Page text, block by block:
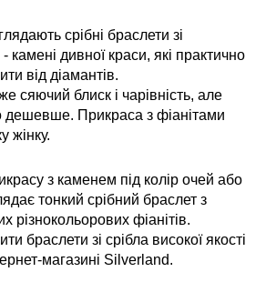
срібні браслети зі
камені дивної краси, які практично
від діамантів.
сяючий блиск і чарівність, але
дешевше. Прикраса з фіанітами
жінку.
з каменем під колір очей або
тонкий срібний браслет з
різнокольорових фіанітів.
браслети зі срібла високої якості
магазині Silverland.